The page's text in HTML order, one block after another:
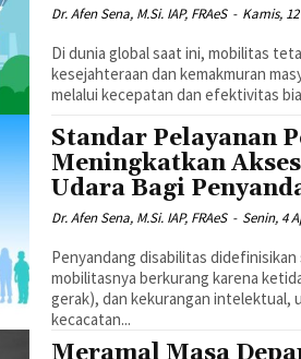
Dr. Afen Sena, M.Si. IAP, FRAeS - Kamis,
Di dunia global saat ini, mobilitas
kesejahteraan dan kemakmuran
melalui kecepatan dan efektivitas
Standar Pelayanan
Meningkatkan
Udara Bagi
Dr. Afen Sena, M.Si. IAP, FRAeS - Senin, 4
Penyandang disabilitas
mobilitasnya berkurang karena
gerak), dan kekurangan intelektual,
kecacatan...
Meramal Masa